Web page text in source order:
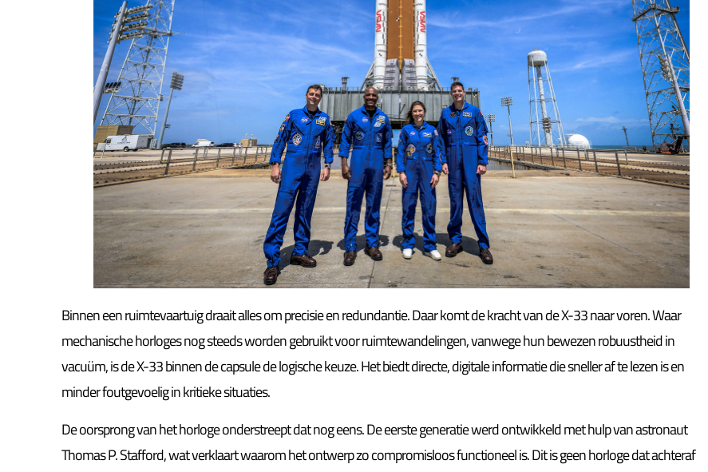
Binnen een ruimtevaartuig draait alles om precisie en redundantie. Daar komt de kracht van de X-33 naar voren. Waar
mechanische horloges nog steeds worden gebruikt voor ruimtewandelingen, vanwege hun bewezen robuustheid in
vacuüm, is de X-33 binnen de capsule de logische keuze. Het biedt directe, digitale informatie die sneller af te lezen is en
minder foutgevoelig in kritieke situaties.
De oorsprong van het horloge onderstreept dat nog eens. De eerste generatie werd ontwikkeld met hulp van astronaut
Thomas P. Stafford, wat verklaart waarom het ontwerp zo compromisloos functioneel is. Dit is geen horloge dat achteraf